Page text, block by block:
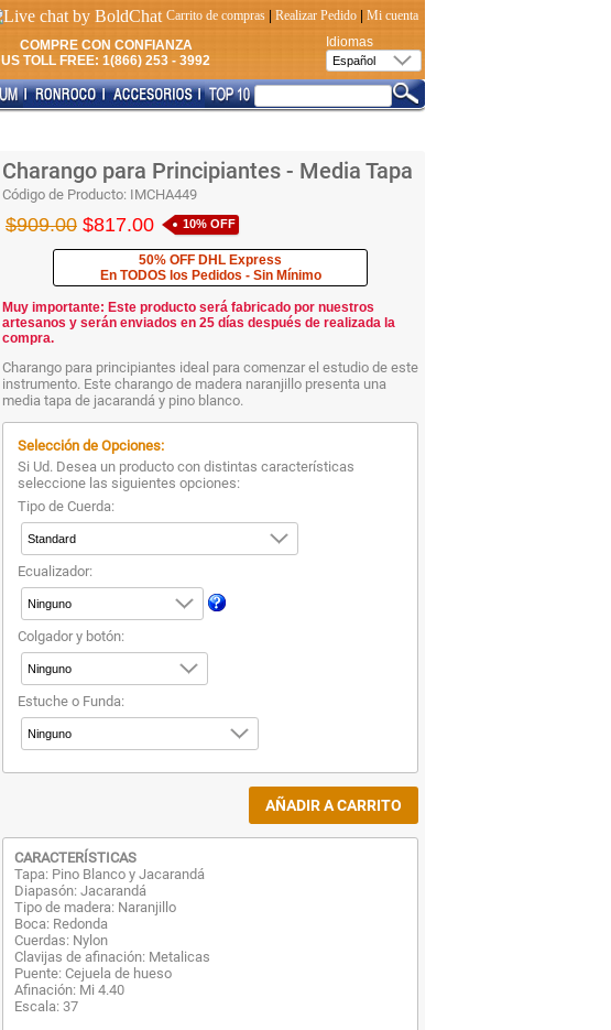
Carrito de compras Realizar Pedido
Mi cuenta
COMPRE CON CONFIANZA
US TOLL FREE: 1(866) 253 - 3992
Idiomas
Charango para Principiantes - Media Tapa
Código de Producto: IMCHA449
$909.00 $817.00 10% OFF
50% OFF DHL Express
En TODOS los Pedidos - Sin Mínimo
Muy importante: Este producto será fabricado por nuestros
artesanos y serán enviados en 25 días después de realizada la
compra.
Charango para principiantes ideal para comenzar el estudio de este
instrumento. Este charango de madera naranjillo presenta una
media tapa de jacarandá y pino blanco.
Selección de Opciones:
Si Ud. Desea un producto con distintas características
seleccione las siguientes opciones:
Tipo de Cuerda:
Ecualizador:
Colgador y botón:
Estuche o Funda:
CARACTERÍSTICAS
Tapa: Pino Blanco y Jacarandá
Diapasón: Jacarandá
Tipo de madera: Naranjillo
Boca: Redonda
Cuerdas: Nylon
Clavijas de afinación: Metalicas
Puente: Cejuela de hueso
Afinación: Mi 4.40
Escala: 37